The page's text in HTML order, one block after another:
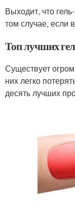
Выходит, что
том случае, если
Топ лучших
Существует
них легко
десять лучших